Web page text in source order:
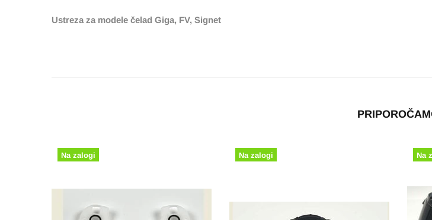
Ustreza za modele čelad Giga, FV, Signet
Na zalogi Na zalogi